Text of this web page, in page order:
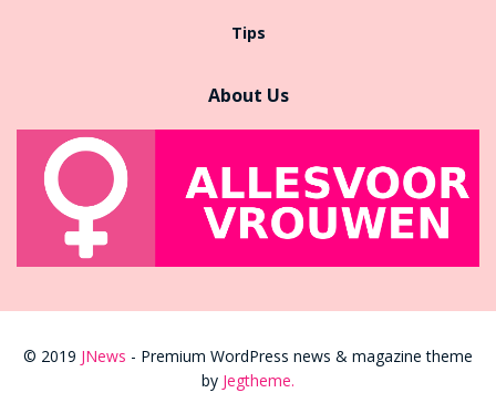
Tips
About Us
© 2019 JNews - Premium WordPress news & magazine theme
by Jegtheme.